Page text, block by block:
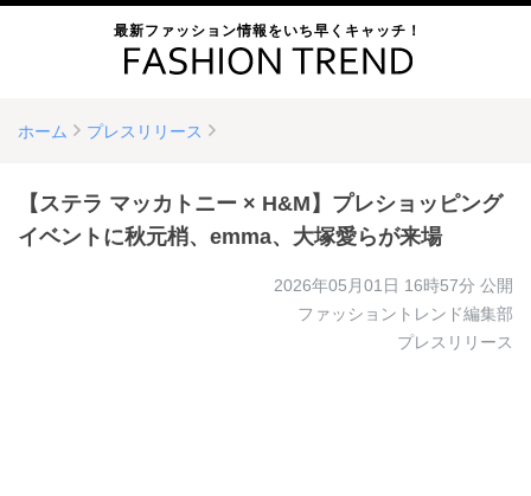
最新ファッション情報をいち早くキャッチ！
ホーム プレスリリース
【ステラ マッカトニー × H&M】プレショッピング
イベントに秋元梢、emma、大塚愛らが来場
2026年05月01日 16時57分 公開
ファッショントレンド編集部
プレスリリース